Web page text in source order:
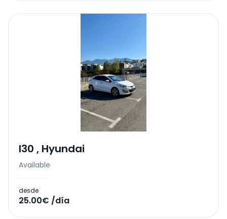
I30 , Hyundai
Available
desde
25.00€ /día